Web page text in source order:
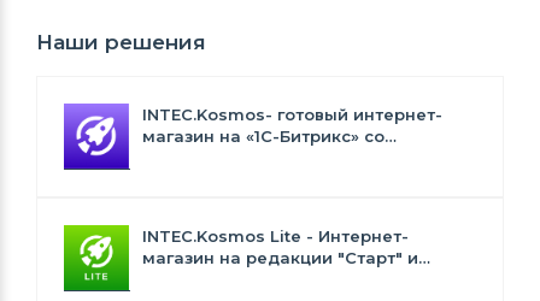
Наши решения
INTEC.Kosmos- готовый интернет-
магазин на «1С-Битрикс» со
INTEC.Kosmos Lite - Интернет-
магазин на редакции "Старт" и